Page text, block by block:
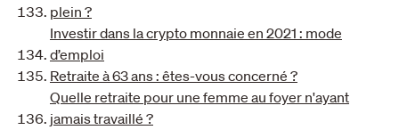
plein ?
Investir dans la crypto monnaie en 2021 : mode
d’emploi
Retraite à 63 ans : êtes-vous concerné ?
Quelle retraite pour une femme au foyer n'ayant
jamais travaillé ?